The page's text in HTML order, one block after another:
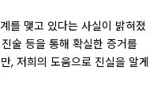
를 맺고 있다는 사실이 밝혀졌
술 등을 통해 확실한 증거를
, 저희의 도움으로 진실을 알게